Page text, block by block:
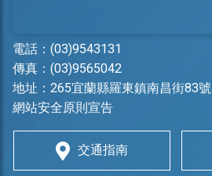
電話： (03)9543131
傳真：(03)9565042
地址： 265宜蘭縣羅東鎮南昌街83號
網站安全原則宣告
交通指南